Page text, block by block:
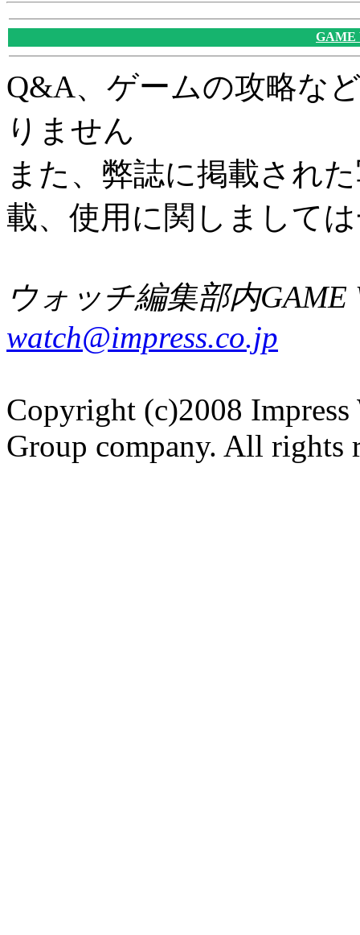
GAME
Q&A、ゲームの攻略な
りません
また、弊誌に掲載され
載、使用に関しまして
ウォッチ編集部内GAME
watch@impress.co.jp
Copyright (c)2008 Impress
Group company. All rights